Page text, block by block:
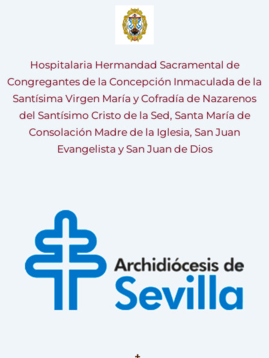
Hospitalaria Hermandad Sacramental de
Congregantes de la Concepción Inmaculada de la
Santísima Virgen María y Cofradía de Nazarenos
del Santísimo Cristo de la Sed, Santa María de
Consolación Madre de la Iglesia, San Juan
Evangelista y San Juan de Dios